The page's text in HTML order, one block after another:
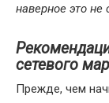
наверное это не
сетевого
Прежде, чем